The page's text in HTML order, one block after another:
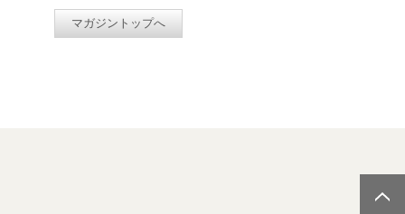
マガジントップへ